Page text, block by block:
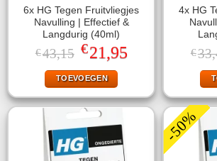
6x HG Tegen Fruitvliegjes
Navulling | Effectief &
Langdurig (40ml)
€43,15 Oorspronkelijke
prijs
was:
€43,15.
€21,95Huidige
prijs
TOEVOEGEN
4x HG
€
-50%